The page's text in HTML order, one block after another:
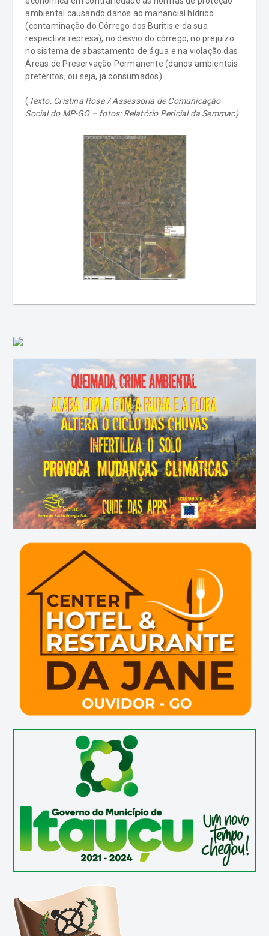
ambiental causando danos ao manancial hídrico
(contaminação do Córrego dos Buritis e da sua
respectiva represa), no desvio do córrego, no prejuízo
no sistema de abastamento de água e na violação das
Áreas de Preservação Permanente (danos ambientais
pretéritos, ou seja, já consumados).
( Texto: Cristina Rosa / Assessoria de Comunicação
Social do MP-GO – fotos: Relatório Pericial da Semmac)